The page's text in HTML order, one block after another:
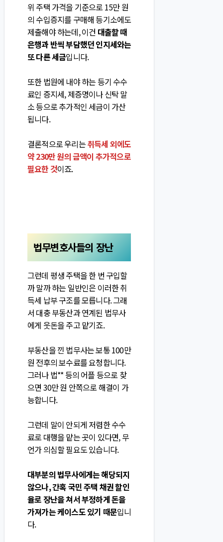
위 주택 가격을 기준으로 15만 원
의 수입증지를 구매해 등기소에도
제출해야 하는데, 이건 대출할 때
은행과 반씩 부담했던 인지세와는
또 다른 세금입니다.
또한 법원에 내야 하는 등기 수수
료인 증지세, 제증명이나 신탁 말
소 등으로 추가적인 세금이 가산
됩니다.
결론적으로 우리는취득세 외에도
약 230만 원의 금액이 추가적으로
필요한 것이죠.
법무변호사들의 장난
그런데 평생 주택을 한 번 구입할
까 말까 하는 일반인은 이러한 취
득세 납부 구조를 모릅니다. 그래
서 대충 부동산과 연계된 법무사
에게 웃돈을 주고 맡기죠.
부동산을 낀 법무사는 보통 100만
원 전후의 보수료를 요청합니다.
그러나 법** 등의 어플 등으로 찾
으면 30만 원 안쪽으로 해결이 가
능합니다.
그런데 말이 안되게 저렴한 수수
료로 대행을 맡는 곳이 있다면, 무
언가 의심할 필요도 있습니다.
대부분의 법무사에게는 해당되지
않으나, 간혹 국민 주택 채권 할인
율로 장난을 쳐서 부정하게 돈을
가져가는 케이스도 있기 때문입니
다.